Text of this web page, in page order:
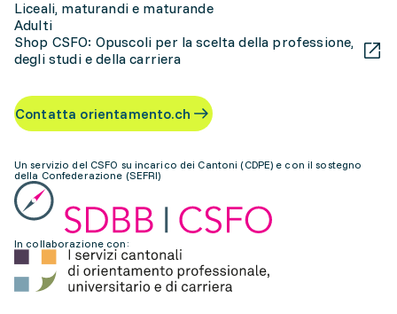
Liceali, maturandi e maturande
Adulti
Shop CSFO: Opuscoli per la scelta della professione,
degli studi e della carriera
Contatta orientamento.ch
Un servizio del CSFO su incarico dei Cantoni (CDPE) e con il sostegno
della Confederazione (SEFRI)
In collaborazione con: